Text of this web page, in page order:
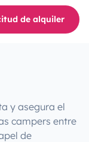
de alquiler
y asegura el
campers entre
de